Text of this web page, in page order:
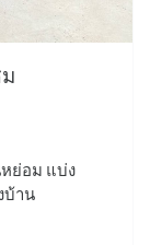
หย่อม แบ่ง
บ้าน